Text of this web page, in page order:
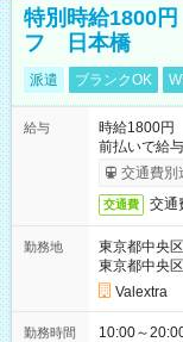
特別時給1800
フ 日本橋
派遣 ブランクOK
給与
時給1800円
前払いで給
交通費別
交通費 交通
勤務地
東京都中央区
東京都中央
Valextra
勤務時間
10:00～20:00 実働7.5時間／休憩1.5時間 営業時間に合わ